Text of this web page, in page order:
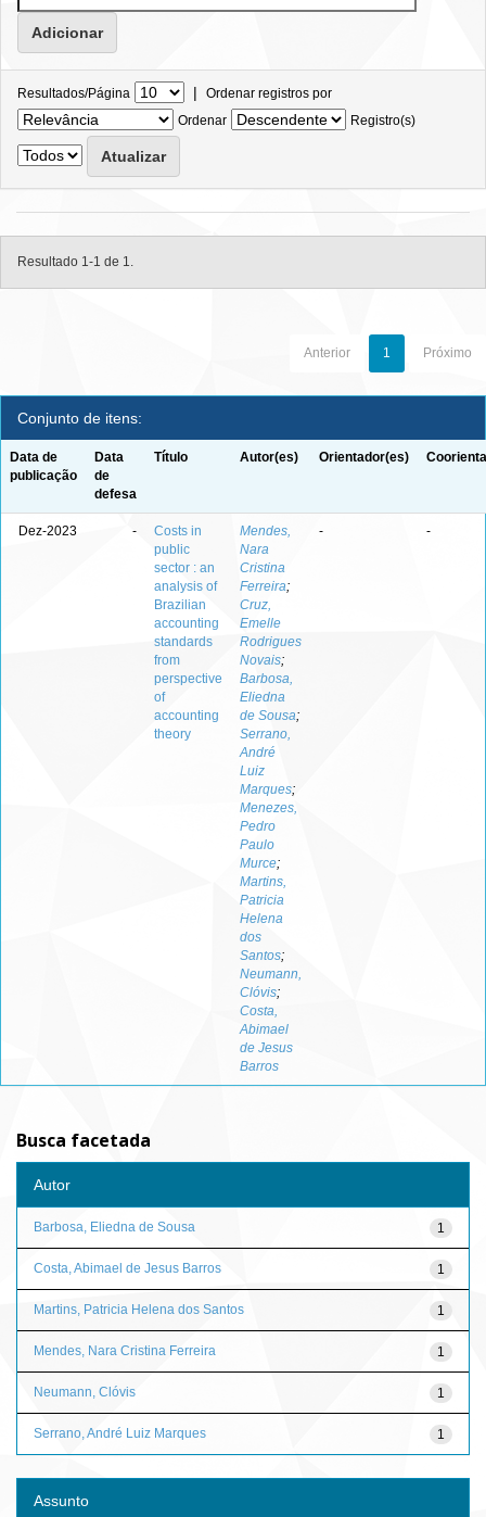
Resultados/Página | Ordenar registros por
Ordenar
Registro(s)
Resultado 1-1 de 1.
Anterior 1 Próximo
Conjunto de itens:
Data de
publicação
Data
de
defesa
Título Autor(es) Orientador(es)
Dez-2023 -
Costs in
public
sector : an
analysis of
Brazilian
accounting
standards
from
perspective
of
accounting
theory
Mendes,
Nara
Cristina
Ferreira;
Cruz,
Emelle
Rodrigues
Novais;
Barbosa,
Eliedna
de Sousa;
Serrano,
André
Luiz
Marques;
Menezes,
Pedro
Paulo
Murce;
Martins,
Patricia
Helena
dos
Santos;
Neumann,
Clóvis;
Costa,
Abimael
de Jesus
Barros
- -
Busca facetada
Autor
1
Barbosa, Eliedna de Sousa
1
Costa, Abimael de Jesus Barros
1
Martins, Patricia Helena dos Santos
1
Mendes, Nara Cristina Ferreira
1
Neumann, Clóvis
1
Serrano, André Luiz Marques
Assunto